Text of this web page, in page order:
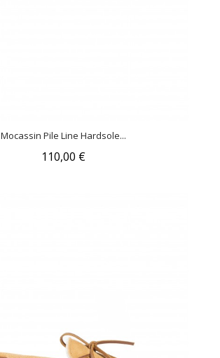
Mocassin Pile Line Hardsole...
110,00 €